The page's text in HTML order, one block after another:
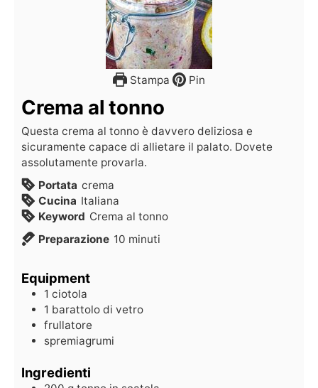
Stampa Pin
Crema al tonno
Questa crema al tonno è davvero deliziosa e
sicuramente capace di allietare il palato. Dovete
assolutamente provarla.
Portata crema
Cucina Italiana
Keyword Crema al tonno
Preparazione 10 minuti
Equipment
1 ciotola
1 barattolo di vetro
frullatore
spremiagrumi
Ingredienti